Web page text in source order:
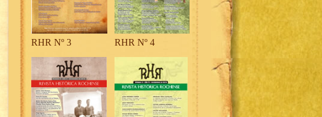
RHR Nº 3 RHR Nº 4